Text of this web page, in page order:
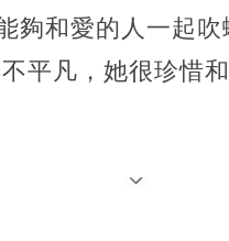
夠和愛的人一起
平凡，她很珍惜